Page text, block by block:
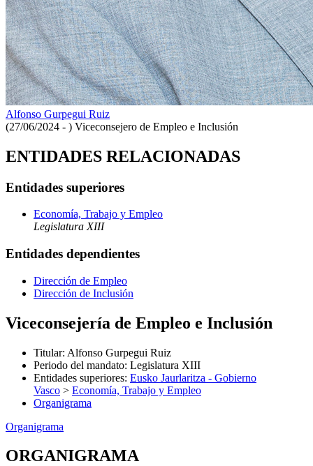
Alfonso Gurpegui Ruiz
(27/06/2024 - ) Viceconsejero de Empleo e Inclusión
ENTIDADES RELACIONADAS
Entidades superiores
Economía, Trabajo y Empleo
Legislatura XIII
Entidades dependientes
Dirección de Empleo
Dirección de Inclusión
Viceconsejería de Empleo e Inclusión
Titular: Alfonso Gurpegui Ruiz
Periodo del mandato: Legislatura XIII
Entidades superiores: Eusko Jaurlaritza - Gobierno
Vasco > Economía, Trabajo y Empleo
Organigrama
Organigrama
ORGANIGRAMA